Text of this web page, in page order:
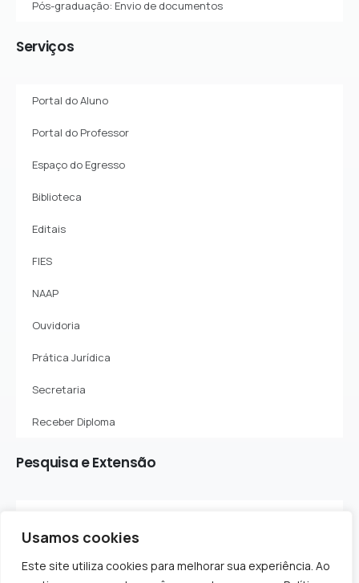
Usamos cookies
Este site utiliza cookies para melhorar sua experiência. Ao
Pós-graduação: Envio de documentos
Serviços
Portal do Aluno
Portal do Professor
Espaço do Egresso
Biblioteca
Editais
FIES
NAAP
Ouvidoria
Prática Jurídica
Secretaria
Receber Diploma
Pesquisa eExtensão